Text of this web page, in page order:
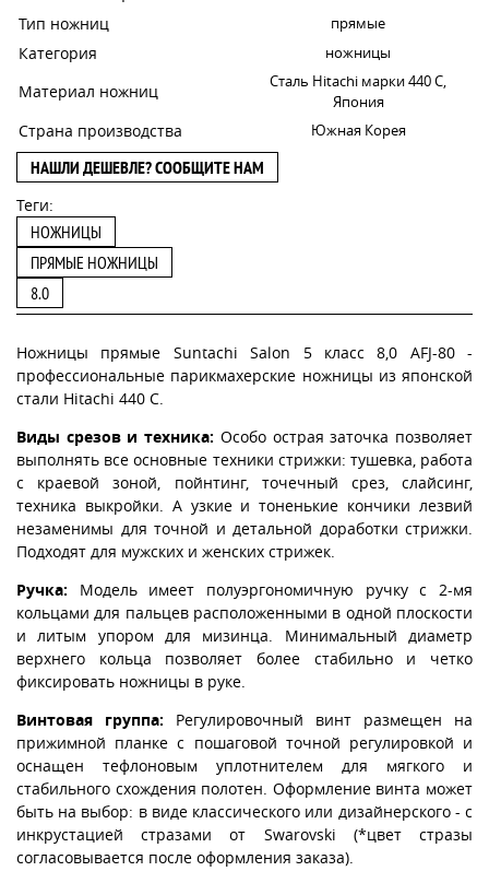
Тип ножниц прямые
Категория ножницы
Материал ножниц
Сталь Hitachi марки 440 С,
Япония
Страна производства Южная Корея
НАШЛИ ДЕШЕВЛЕ? СООБЩИТЕ НАМ
Теги:
НОЖНИЦЫ
ПРЯМЫЕ НОЖНИЦЫ
8.0
Ножницы прямые Suntachi Salon 5 класс 8,0 AFJ-80 -
профессиональные парикмахерские ножницы из японской
стали Hitachi 440 C.
Виды срезов и техника: Особо острая заточка позволяет
выполнять все основные техники стрижки: тушевка, работа
с краевой зоной, пойнтинг, точечный срез, слайсинг,
техника выкройки. А узкие и тоненькие кончики лезвий
незаменимы для точной и детальной доработки стрижки.
Подходят для мужских и женских стрижек.
Ручка: Модель имеет полуэргономичную ручку с 2-мя
кольцами для пальцев расположенными в одной плоскости
и литым упором для мизинца. Минимальный диаметр
верхнего кольца позволяет более стабильно и четко
фиксировать ножницы в руке.
Винтовая группа: Регулировочный винт размещен на
прижимной планке с пошаговой точной регулировкой и
оснащен тефлоновым уплотнителем для мягкого и
стабильного схождения полотен. Оформление винта может
быть на выбор: в виде классического или дизайнерского - с
инкрустацией стразами от Swarovski (*цвет стразы
согласовывается после оформления заказа).